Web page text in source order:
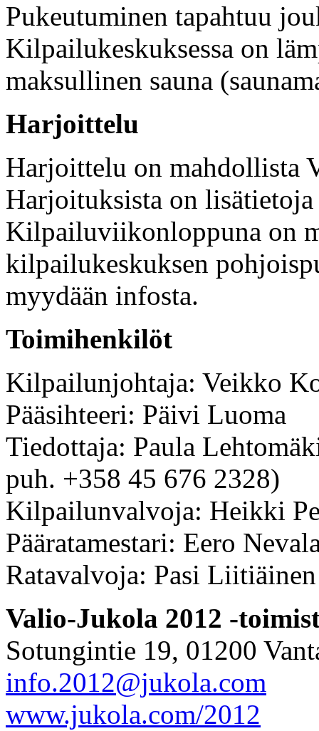
Pukeutuminen tapahtuu
Kilpailukeskuksessa on
maksullinen sauna
Harjoittelu
Harjoittelu on mahdollista
Harjoituksista on
Kilpailuviikonloppuna on
kilpailukeskuksen
myydään infosta.
Toimihenkilöt
Kilpailunjohtaja: Veikko
Pääsihteeri: Päivi Luoma
Tiedottaja: Paula
puh. +358 45 676 2328)
Kilpailunvalvoja: Heikki
Pääratamestari: Eero
Ratavalvoja: Pasi
Valio-Jukola 2012 -
Sotungintie 19, 01200
info.2012@jukola.com
www.jukola.com/2012